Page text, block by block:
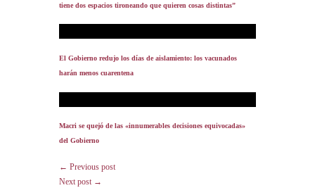
tiene dos espacios tironeando que quieren cosas distintas”
El Gobierno redujo los días de aislamiento: los vacunados
harán menos cuarentena
Macri se quejó de las «innumerables decisiones equivocadas»
del Gobierno
← Previous post
Next post →